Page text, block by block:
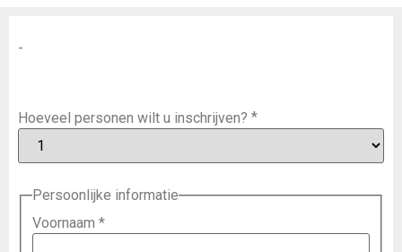
-
Hoeveel personen wilt u inschrijven? *
Persoonlijke informatie
Voornaam *